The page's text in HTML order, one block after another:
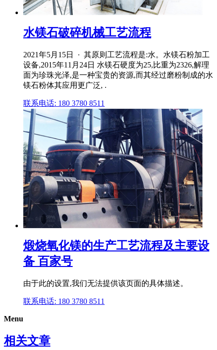
水镁石破碎机械工艺流程
2021年5月15日 · 其原则工艺流程是:水。水镁石粉加工
设备,2015年11月24日 水镁石硬度为25,比重为2326,解理
面为珍珠光泽,是一种宝贵的资源,而其经过磨粉制成的水
镁石粉体其应用更广泛, .
联系电话: 180 3780 8511
煅烧氧化镁的生产工艺流程及主要设
备 百家号
由于此的设置,我们无法提供该页面的具体描述。
联系电话: 180 3780 8511
Menu
相关文章